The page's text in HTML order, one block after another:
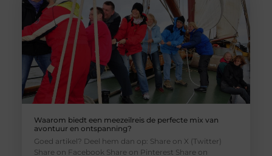
Waarom biedt een meezeilreis de perfecte mix van
avontuur en ontspanning?
Goed artikel? Deel hem dan op: Share on X (Twitter)
Share on Facebook Share on Pinterest Share on